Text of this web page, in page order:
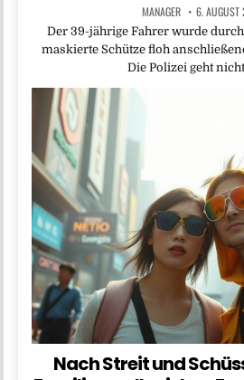
MANAGER 6.
Der 39-jährige Fahrer wurde
maskierte Schütze floh
Die Polizei geht
Nach Streit und